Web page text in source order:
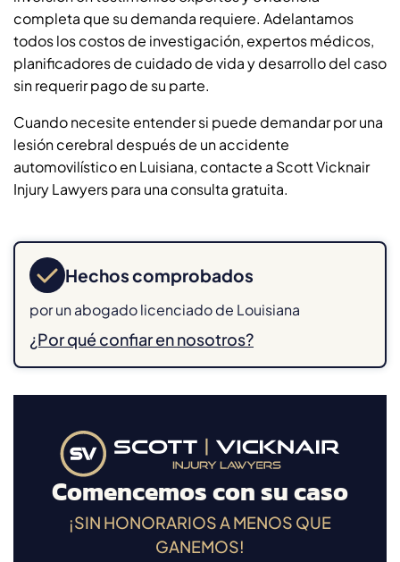
completa que su demanda requiere. Adelantamos
todos los costos de investigación, expertos médicos,
planificadores de cuidado de vida y desarrollo del caso
sin requerir pago de su parte.
Cuando necesite entender si puede demandar por una
lesión cerebral después de un accidente
automovilístico en Luisiana, contacte a Scott Vicknair
Injury Lawyers para una consulta gratuita.
Hechos comprobados
por un abogado licenciado de Louisiana
¿Por qué confiar en nosotros?
Comencemos con su caso
¡SIN HONORARIOS A MENOS QUE
GANEMOS!